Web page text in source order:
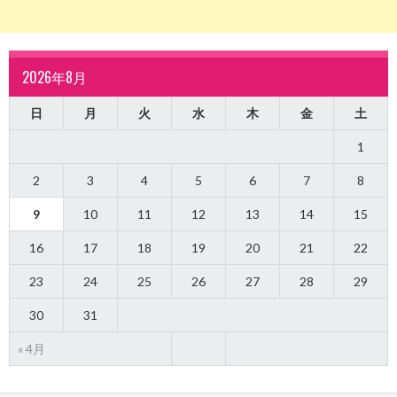
2026年8月
日 月 火 水 木 金 土
« 4月
1
2 3 4 5 6 7 8
9 10 11 12 13 14 15
16 17 18 19 20 21 22
23 24 25 26 27 28 29
30 31